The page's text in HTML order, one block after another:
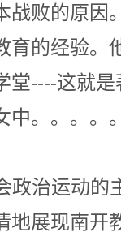
战败的原因
育的经验。
堂----这就是
女中。。
动的主
地展现南开